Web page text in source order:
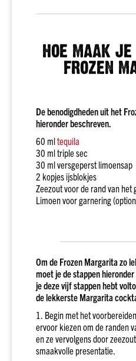
Alle
Whisky
Soort
Malt
Bourbon
Alle
Land
Schotland
Ierland
Amerika
Fruitig
&
elegant
Krachtig
&
rokerig
Kruidig
&
HOE MAAK
FROZEN
De benodigdheden uit het
hieronder beschreven.
60 mltequila
30 ml triple sec
30 ml versgeperst limoensap
2 kopjes ijsblokjes
Zeezout voor de rand van het
Limoen voor garnering
Om de Frozen Margarita zo
moet je de stappen
je deze vijf stappen hebt
de lekkerste Margarita
1. Begin met het
ervoor kiezen om de randen
en ze vervolgens door
smaakvolle presentatie.